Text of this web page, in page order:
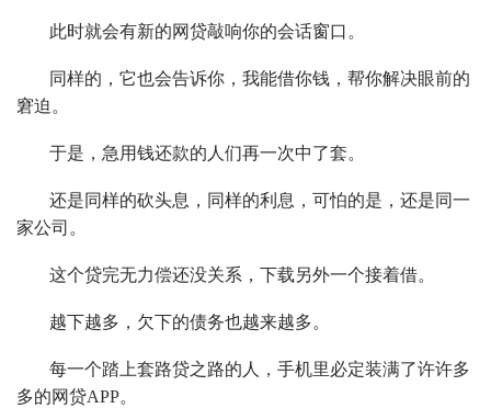
此时就会有新的网贷敲响你的会话窗口。
同样的，它也会告诉你，我能借你钱，帮你解决眼前的
窘迫。
于是，急用钱还款的人们再一次中了套。
还是同样的砍头息，同样的利息，可怕的是，还是同一
家公司。
这个贷完无力偿还没关系，下载另外一个接着借。
越下越多，欠下的债务也越来越多。
每一个踏上套路贷之路的人，手机里必定装满了许许多
多的网贷APP。